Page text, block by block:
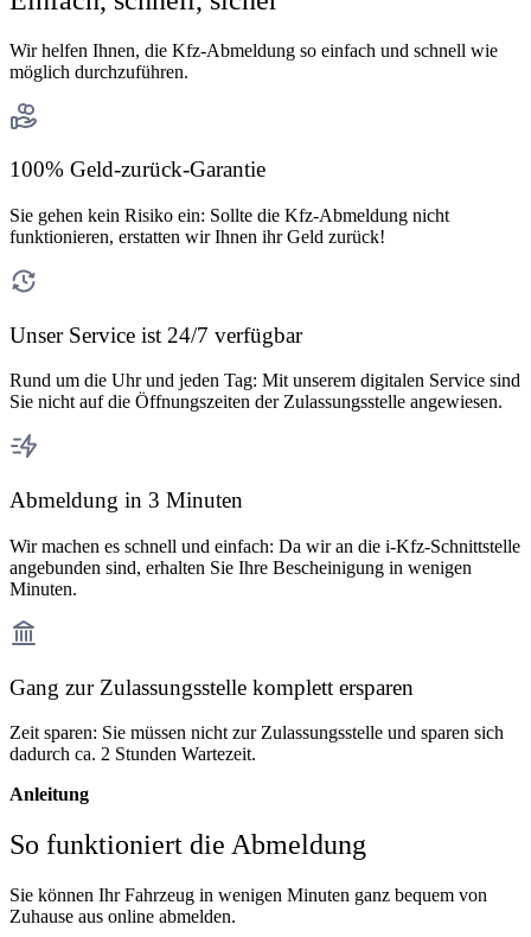
Wir helfen Ihnen, die Kfz-Abmeldung so einfach und schnell wie
möglich durchzuführen.
100% Geld-zurück-Garantie
Sie gehen kein Risiko ein: Sollte die Kfz-Abmeldung nicht
funktionieren, erstatten wir Ihnen ihr Geld zurück!
Unser Service ist 24/7 verfügbar
Rund um die Uhr und jeden Tag: Mit unserem digitalen Service sind
Sie nicht auf die Öffnungszeiten der Zulassungsstelle angewiesen.
Abmeldung in 3 Minuten
Wir machen es schnell und einfach: Da wir an die i-Kfz-Schnittstelle
angebunden sind, erhalten Sie Ihre Bescheinigung in wenigen
Minuten.
Gang zur Zulassungsstelle komplett ersparen
Zeit sparen: Sie müssen nicht zur Zulassungsstelle und sparen sich
dadurch ca. 2 Stunden Wartezeit.
Anleitung
So funktioniert die Abmeldung
Sie können Ihr Fahrzeug in wenigen Minuten ganz bequem von
Zuhause aus online abmelden.